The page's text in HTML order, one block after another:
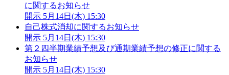
に関するお知らせ
開示 5月14日(木) 15:30
自己株式消却に関するお知らせ
開示 5月14日(木) 15:30
第２四半期業績予想及び通期業績予想の修正に関する
お知らせ
開示 5月14日(木) 15:30